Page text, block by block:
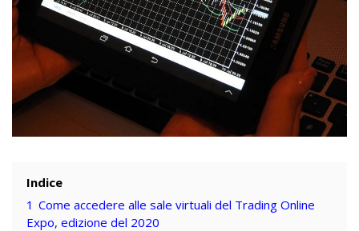
Indice
1 Come accedere alle sale virtuali del Trading Online
Expo, edizione del 2020